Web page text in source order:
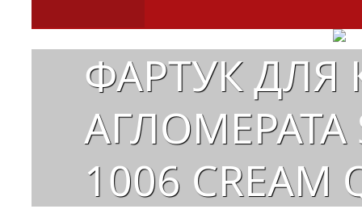
ФАРТУК ДЛЯ
АГЛОМЕРАТА
1006 CREAM